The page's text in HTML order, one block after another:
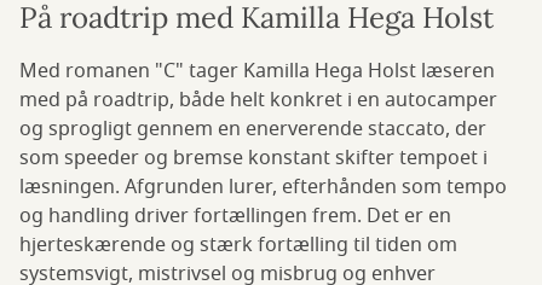
På roadtrip med Kamilla Hega Holst
Med romanen "C" tager Kamilla Hega Holst læseren
med på roadtrip, både helt konkret i en autocamper
og sprogligt gennem en enerverende staccato, der
som speeder og bremse konstant skifter tempoet i
læsningen. Afgrunden lurer, efterhånden som tempo
og handling driver fortællingen frem. Det er en
hjerteskærende og stærk fortælling til tiden om
systemsvigt, mistrivsel og misbrug og enhver